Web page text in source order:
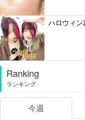
ハロウィ
Ranking
ランキング
今週